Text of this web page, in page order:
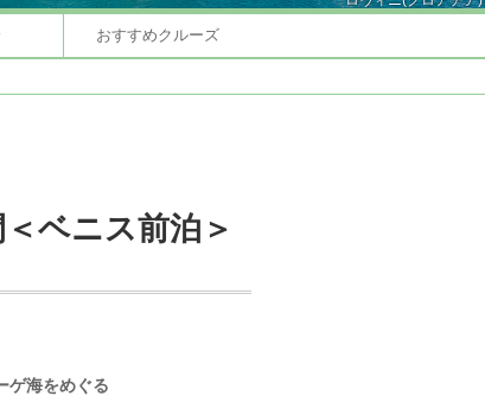
おすすめクルーズ
ベニス前泊＞
ゲ海をめぐる